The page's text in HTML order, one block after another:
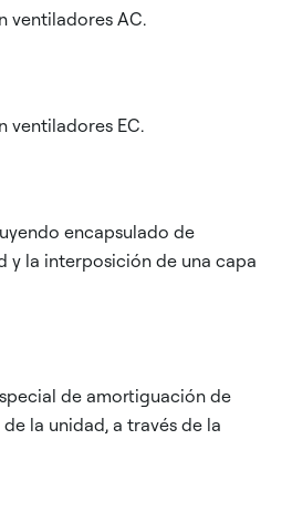
ventiladores AC.
ventiladores EC.
encapsulado de
y la interposición de una capa
de amortiguación de
la unidad, a través de la